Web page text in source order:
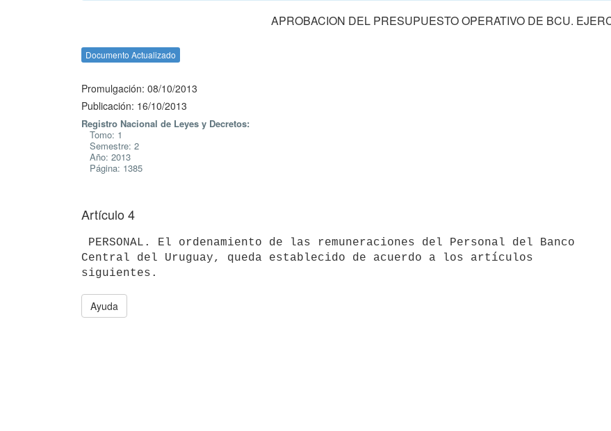
APROBACION DEL PRESUPUESTO OPERATIVO DE BCU.
Documento Actualizado
Promulgación: 08/10/2013
Publicación: 16/10/2013
Registro Nacional de Leyes y Decretos:
Tomo: 1
Semestre: 2
Año: 2013
Página: 1385
Artículo 4
Central del Uruguay, queda establecido de acuerdo a los artículos
Ayuda